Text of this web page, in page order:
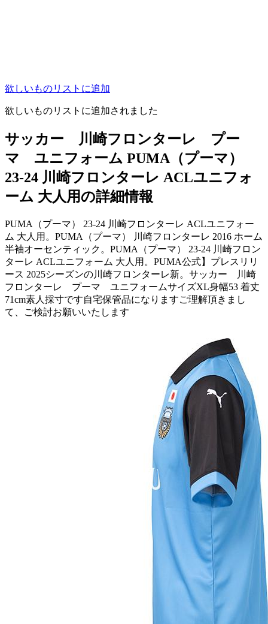
欲しいものリストに追加
欲しいものリストに追加されました
サッカー 川崎フロンターレ プー
マ ユニフォーム PUMA（プーマ）
23-24 川崎フロンターレ ACLユニフォ
ーム 大人用の詳細情報
PUMA（プーマ） 23-24 川崎フロンターレ ACLユニフォー
ム 大人用。PUMA（プーマ） 川崎フロンターレ 2016 ホーム
半袖オーセンティック。PUMA（プーマ） 23-24 川崎フロン
ターレ ACLユニフォーム 大人用。PUMA公式】プレスリリ
ース 2025シーズンの川崎フロンターレ新。サッカー 川崎
フロンターレ プーマ ユニフォームサイズXL身幅53 着丈
71cm素人採寸です自宅保管品になりますご理解頂きまし
て、ご検討お願いいたします